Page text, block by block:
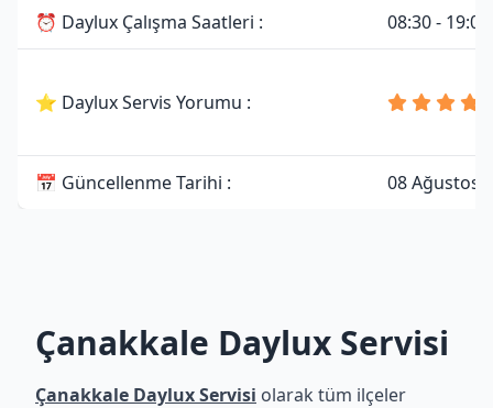
⏰ Daylux Çalışma Saatleri : 08:30 - 19:00
⭐ Daylux Servis Yorumu :
📅 Güncellenme Tarihi : 08 Ağustos
Çanakkale Daylux Servisi
Çanakkale Daylux Servisi olarak tüm ilçeler